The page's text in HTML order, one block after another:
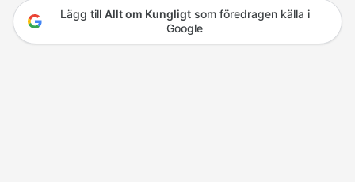
Lägg till Allt om Kungligtsom föredragen källa i
Google